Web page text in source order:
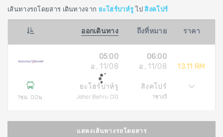
เส้นทางรถโดยสาร เดินทางจาก ยะโฮร์บาห์รู ไป สิงคโปร์
ออกเดินทาง ถึงที่หมาย ราคา
1ชม. 00น.
05:00
อ., 11/08
ยะโฮร์บาห์รู
Johor Bahru CIQ
06:00
อ., 11/08
สิงคโปร์
1ชางงี
13.11 RM
แสดงเส้นทางรถโดยสาร